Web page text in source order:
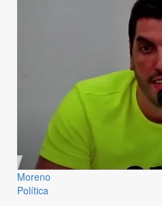
Moreno
Política